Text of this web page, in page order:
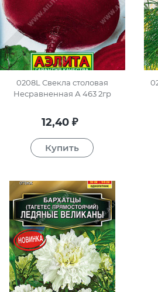
0208L Свекла столовая
Несравненная А 463 2гр
12,40 ₽